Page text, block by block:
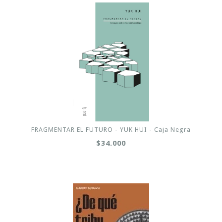
FRAGMENTAR EL FUTURO - YUK HUI - Caja Negra
$34.000